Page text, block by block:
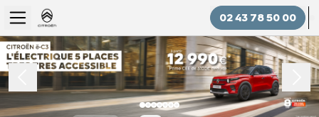
02 43 78 50 00
Slide 1 of 7